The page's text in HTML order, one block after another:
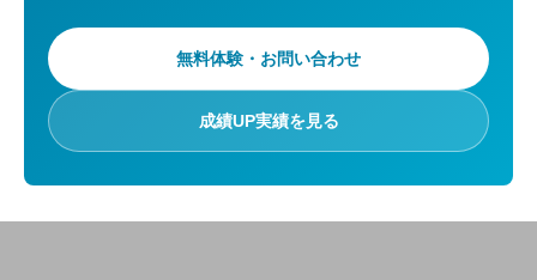
無料体験・お問い合わせ
成績UP実績を見る